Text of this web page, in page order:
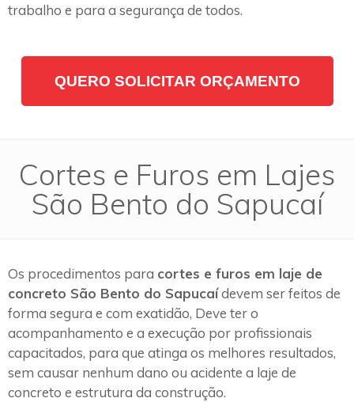
trabalho e para a segurança de todos.
QUERO SOLICITAR ORÇAMENTO
Cortes e Furos em Lajes
São Bento do Sapucaí
Os procedimentos para cortes e furos em laje de
concreto São Bento do Sapucaídevem ser feitos de
forma segura e com exatidão, Deve ter o
acompanhamento e a execução por profissionais
capacitados, para que atinga os melhores resultados,
sem causar nenhum dano ou acidente a laje de
concreto e estrutura da construção.